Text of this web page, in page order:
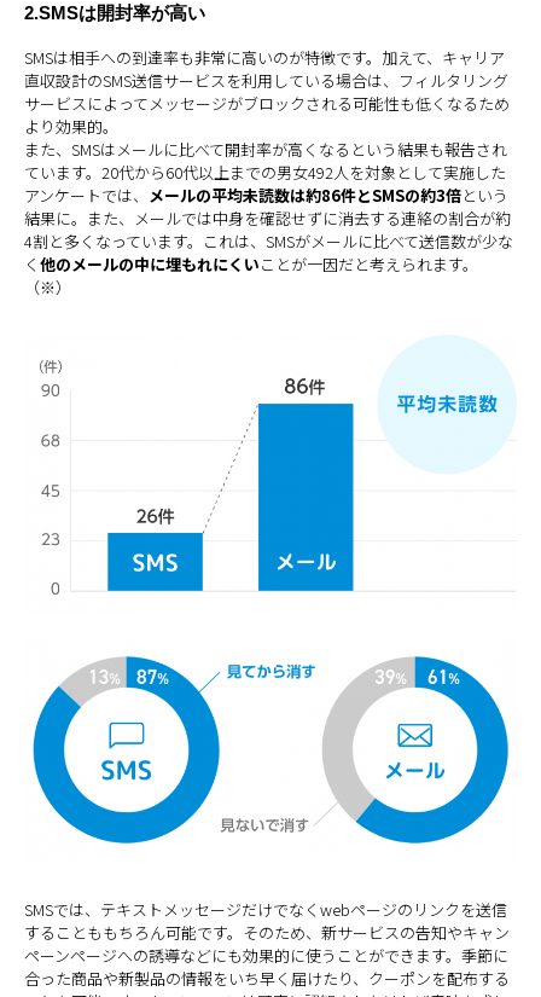
2.SMSは開封率が高い
SMSは相手への到達率も非常に高いのが特徴です。加えて、キャリア
直収設計のSMS送信サービスを利用している場合は、フィルタリング
サービスによってメッセージがブロックされる可能性も低くなるため
より効果的。
また、SMSはメールに比べて開封率が高くなるという結果も報告され
ています。20代から60代以上までの男女492人を対象として実施した
アンケートでは、 メールの平均未読数は約86件とSMSの約3倍という
結果に。また、メールでは中身を確認せずに消去する連絡の割合が約
4割と多くなっています。これは、SMSがメールに比べて送信数が少な
く 他のメールの中に埋もれにくいことが一因だと考えられます。
（※）
SMSでは、テキストメッセージだけでなくwebページのリンクを送信
することももちろん可能です。そのため、新サービスの告知やキャン
ペーンページへの誘導などにも効果的に使うことができます。季節に
合った商品や新製品の情報をいち早く届けたり、クーポンを配布する